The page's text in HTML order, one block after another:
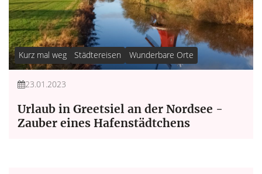
Kurz mal weg Städtereisen Wunderbare Orte
23.01.2023
Urlaub in Greetsiel an der Nordsee -
Zauber eines Hafenstädtchens